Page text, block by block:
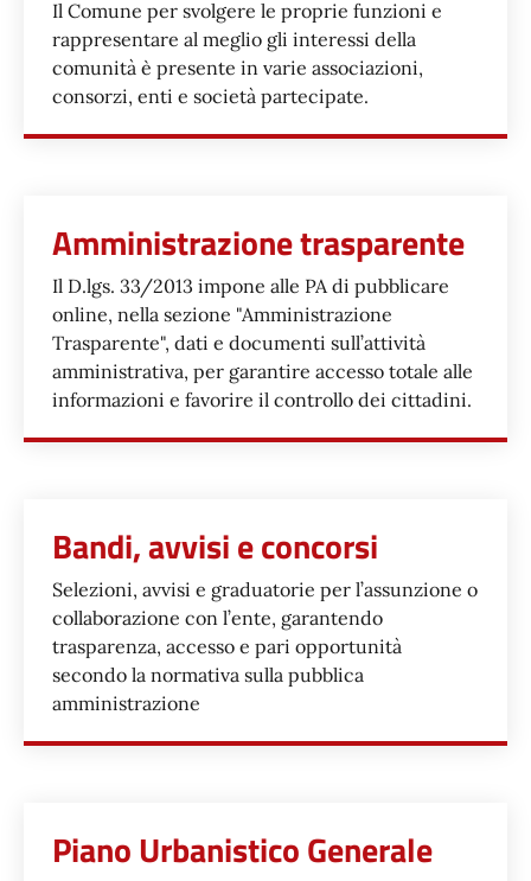
Il Comune per svolgere le proprie funzioni e
rappresentare al meglio gli interessi della
comunità è presente in varie associazioni,
consorzi, enti e società partecipate.
Amministrazione trasparente
Il D.lgs. 33/2013 impone alle PA di pubblicare
online, nella sezione "Amministrazione
Trasparente", dati e documenti sull’attività
amministrativa, per garantire accesso totale alle
informazioni e favorire il controllo dei cittadini.
Bandi, avvisi e concorsi
Selezioni, avvisi e graduatorie per l’assunzione o
collaborazione con l’ente, garantendo
trasparenza, accesso e pari opportunità
secondo la normativa sulla pubblica
amministrazione
Piano Urbanistico Generale